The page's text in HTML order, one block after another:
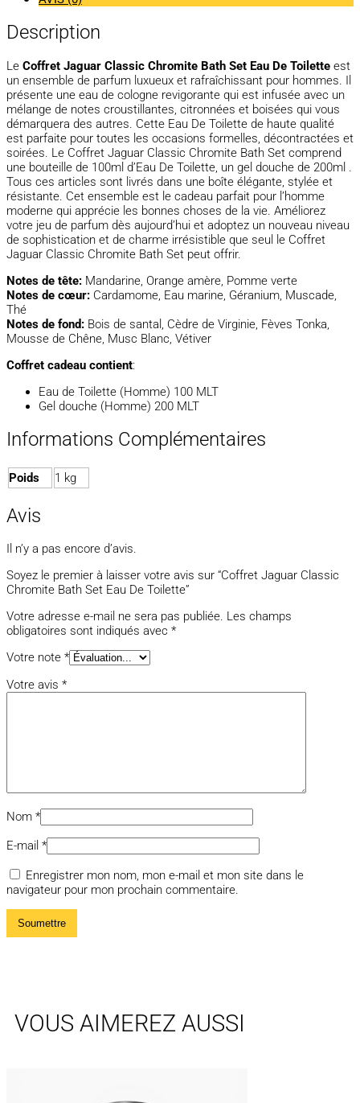
Description
Le Coffret Jaguar Classic Chromite Bath Set Eau De Toilette est
un ensemble de parfum luxueux et rafraîchissant pour hommes. Il
présente une eau de cologne revigorante qui est infusée avec un
mélange de notes croustillantes, citronnées et boisées qui vous
démarquera des autres. Cette Eau De Toilette de haute qualité
est parfaite pour toutes les occasions formelles, décontractées et
soirées. Le Coffret Jaguar Classic Chromite Bath Set comprend
une bouteille de 100ml d’Eau De Toilette, un gel douche de 200ml .
Tous ces articles sont livrés dans une boîte élégante, stylée et
résistante. Cet ensemble est le cadeau parfait pour l’homme
moderne qui apprécie les bonnes choses de la vie. Améliorez
votre jeu de parfum dès aujourd’hui et adoptez un nouveau niveau
de sophistication et de charme irrésistible que seul le Coffret
Jaguar Classic Chromite Bath Set peut offrir.
Notes de tête: Mandarine, Orange amère, Pomme verte
Notes de cœur: Cardamome, Eau marine, Géranium, Muscade,
Thé
Notes de fond: Bois de santal, Cèdre de Virginie, Fèves Tonka,
Mousse de Chêne, Musc Blanc, Vétiver
Coffret cadeau contient:
Eau de Toilette (Homme) 100 MLT
Gel douche (Homme) 200 MLT
Informations Complémentaires
Poids 1 kg
Avis
Il n’y a pas encore d’avis.
Soyez le premier à laisser votre avis sur “Coffret Jaguar Classic
Chromite Bath Set Eau De Toilette”
Votre adresse e-mail ne sera pas publiée. Les champs
obligatoires sont indiqués avec *
Votre note *
Votre avis *
Nom *
E-mail *
Enregistrer mon nom, mon e-mail et mon site dans le
navigateur pour mon prochain commentaire.
VOUS AIMEREZ AUSSI